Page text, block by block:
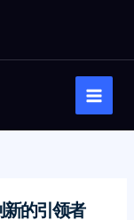
Main
Menu
的引领者